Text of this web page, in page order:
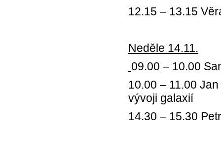
12.15 – 13.15
Neděle 14.11.
09.00 – 10.00
10.00 – 11.00
vývoji galaxií
14.30 – 15.30